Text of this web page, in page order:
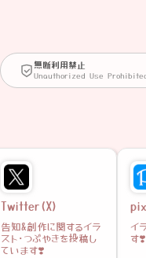
無断利用禁止
Unauthorized Use
Twitter(X)
告知&創作に関するイラ
スト･つぶやきを投稿し
ています❣️
イ
す❣️